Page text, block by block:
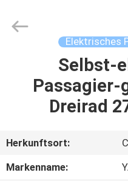
PRODUKTE
ÜBER
UNS
Motorcycle
Elektrisches
Selbst-
Passagier-
Dreirad
Herkunftsort:
Markenname: